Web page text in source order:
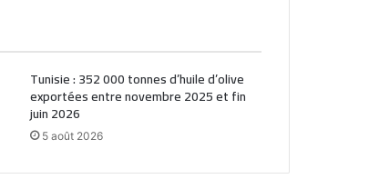
Tunisie : 352 000 tonnes d’huile d’olive
exportées entre novembre 2025 et fin
juin 2026
5 août 2026